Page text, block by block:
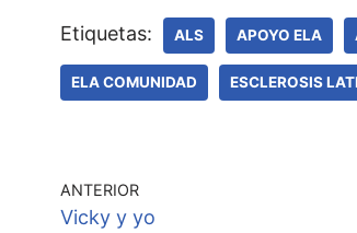
Etiquetas: ALS APOYO ELA
ELA COMUNIDAD ESCLEROSIS
ANTERIOR
Vicky y yo